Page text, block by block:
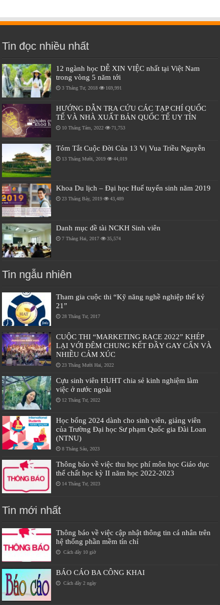
Tin đọc nhiều nhất
12 ngành học DỄ XIN VIỆC nhất tại Việt Nam
trong vòng 5 năm tới
3 Tháng Tư, 2018 169,991
HƯỚNG DẪN TRA CỨU CÁC TẠP CHÍ QUỐC
TẾ VÀ NHÀ XUẤT BẢN QUỐC TẾ UY TÍN
10 Tháng Tám, 2022 71,753
Tóm Tắt Cuộc Đời Của 13 Vị Vua Triều Nguyễn
13 Tháng Mười, 2019 44,019
Khoa Du lịch – Đại học Huế tuyển sinh năm 2019
23 Tháng Bảy, 2019 43,489
Danh mục đề tài NCKH Sinh viên
7 Tháng Hai, 2017 35,574
Tin ngẫu nhiên
Tham gia cuộc thi “Kỹ năng nghề nghiệp thế kỷ
21”
28 Tháng Tư, 2017
CUỘC THI “MARKETING RACE 2022” KHÉP
LẠI VỚI ĐÊM CHUNG KẾT ĐẦY GAY CẤN VÀ
NHIỀU CẢM XÚC
23 Tháng Mười Hai, 2022
Cựu sinh viên HUHT chia sẻ kinh nghiệm làm
việc ở nước ngoài
12 Tháng Tư, 2022
Học bổng 2024 dành cho sinh viên, giảng viên
của Trường Đại học Sư phạm Quốc gia Đài Loan
(NTNU)
8 Tháng Sáu, 2023
Thông báo về việc thu học phí môn học Giáo dục
thể chất học kỳ II năm học 2022-2023
14 Tháng Tư, 2023
Tin mới nhất
Thông báo về việc cập nhật thông tin cá nhân trên
hệ thống phần mềm tín chỉ
Cách đây 10 giờ
BÁO CÁO BA CÔNG KHAI
Cách đây 2 ngày